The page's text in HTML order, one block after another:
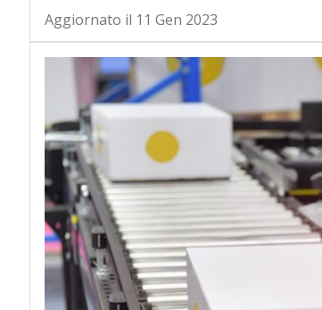
Aggiornato il 11 Gen 2023